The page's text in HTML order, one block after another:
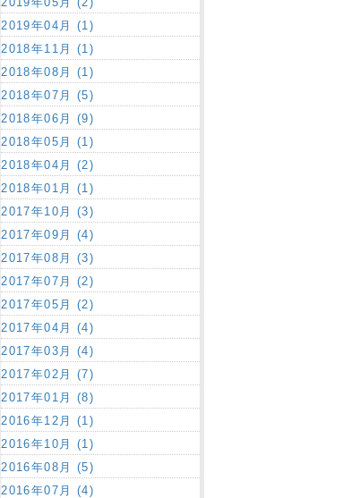
2019年04月 (1)
2018年11月 (1)
2018年08月 (1)
2018年07月 (5)
2018年06月 (9)
2018年05月 (1)
2018年04月 (2)
2018年01月 (1)
2017年10月 (3)
2017年09月 (4)
2017年08月 (3)
2017年07月 (2)
2017年05月 (2)
2017年04月 (4)
2017年03月 (4)
2017年02月 (7)
2017年01月 (8)
2016年12月 (1)
2016年10月 (1)
2016年08月 (5)
2016年07月 (4)